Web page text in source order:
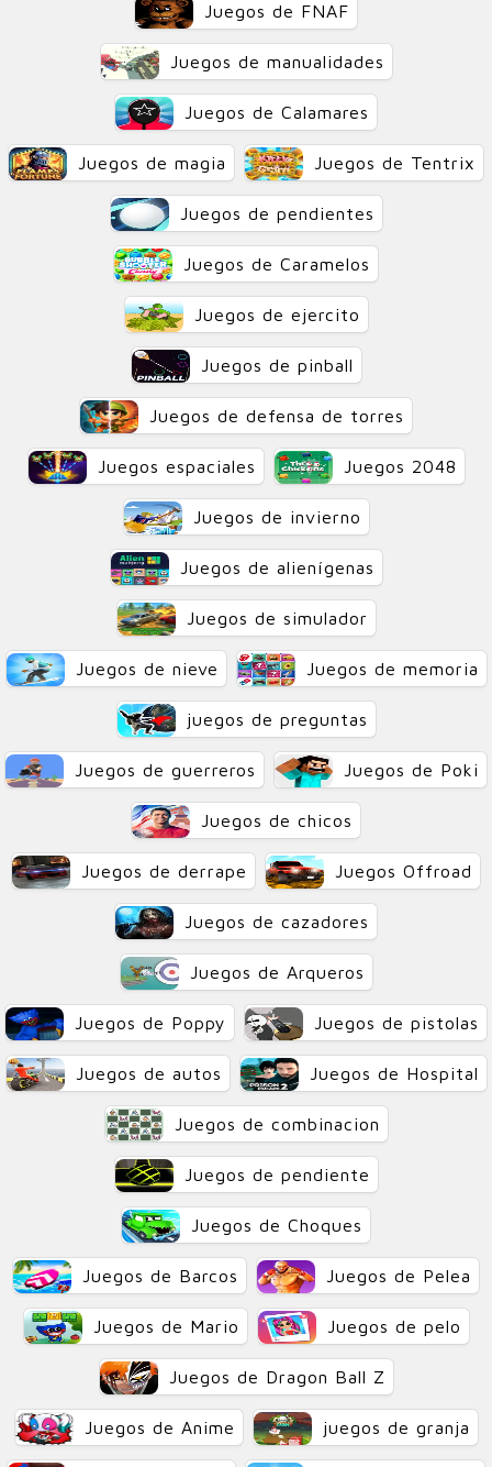
Juegos de FNAF
Juegos de manualidades
Juegos de Calamares
Juegos de magia Juegos de Tentrix
Juegos de pendientes
Juegos de Caramelos
Juegos de ejercito
Juegos de pinball
Juegos de defensa de torres
Juegos espaciales Juegos 2048
Juegos de invierno
Juegos de alienígenas
Juegos de simulador
Juegos de nieve Juegos de memoria
juegos de preguntas
Juegos de guerreros Juegos de Poki
Juegos de chicos
Juegos de derrape Juegos Offroad
Juegos de cazadores
Juegos de Arqueros
Juegos de Poppy Juegos de pistolas
Juegos de autos Juegos de Hospital
Juegos de combinacion
Juegos de pendiente
Juegos de Choques
Juegos de Barcos Juegos de Pelea
Juegos de Mario Juegos de pelo
Juegos de Dragon Ball Z
Juegos de Anime juegos de granja